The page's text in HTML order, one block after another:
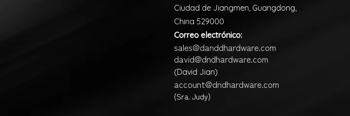
Ciudad de Jiangmen, Guangdong,
China 529000
Correo electrónico:
sales@danddhardware.com
david@dndhardware.com
(David Jian)
account@dndhardware.com
(Sra. Judy)